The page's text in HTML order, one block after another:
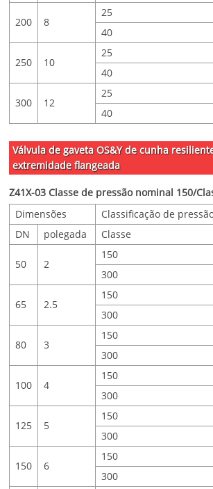
200 8
25
40
250 10
25
40
300 12
25
40
Válvula de gaveta OS&Y de cunha
extremidade flangeada
Z41X-03 Classe de pressão nominal 150/
Dimensões
Classificação de
DN polegada Classe
50 2
150
300
65 2.5
150
300
80 3
150
300
100 4
150
300
125 5
150
300
150 6
150
300